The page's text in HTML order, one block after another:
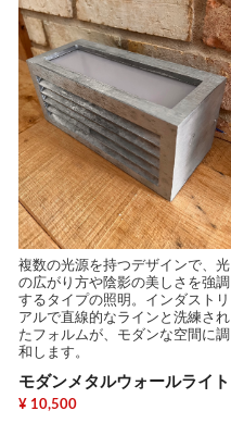
複数の光源を持つデザインで、光
の広がり方や陰影の美しさを強調
するタイプの照明。インダストリ
アルで直線的なラインと洗練され
たフォルムが、モダンな空間に調
和します。
モダンメタルウォールライト
¥ 10,500